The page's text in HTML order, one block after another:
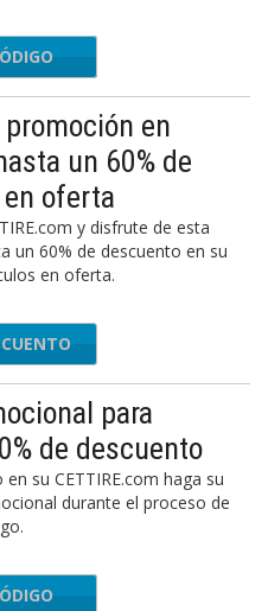
JULY10
en
un 60% de
oferta
y disfrute de esta
un 60% de descuento en su
en oferta.
para
de descuento
su CETTIRE.com haga su
durante el proceso de
BLACK10